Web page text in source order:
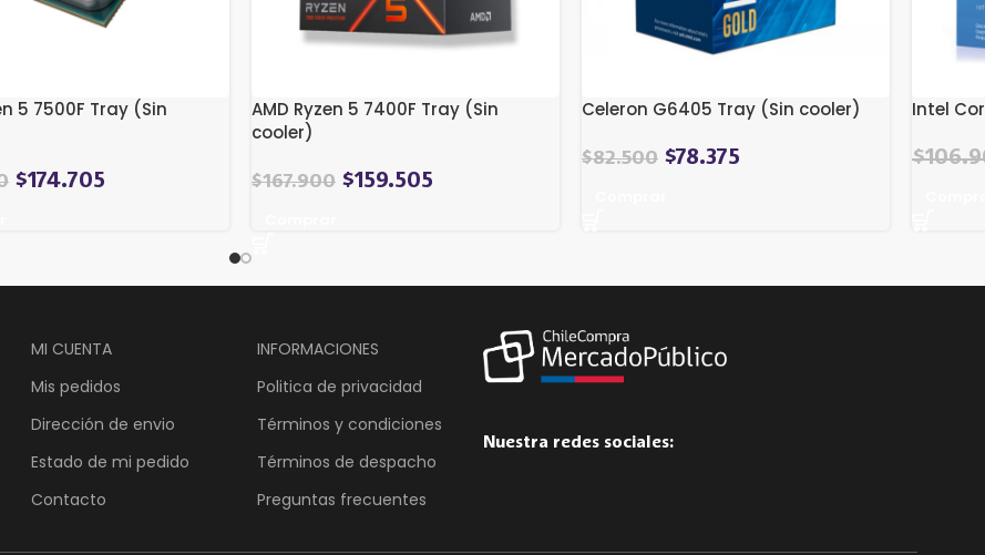
5 7500F Tray (Sin
$174.705
AMD Ryzen 5 7400F Tray (Sin
cooler)
$167.900 $159.505
Celeron G6405 Tray (Sin cooler)
$82.500 $78.375
Intel
El
$
MI CUENTA
Mis pedidos
Dirección de envio
Estado de mi pedido
Contacto
INFORMACIONES
Politica de privacidad
Términos y condiciones
Términos de despacho
Preguntas frecuentes
Nuestra redes sociales: